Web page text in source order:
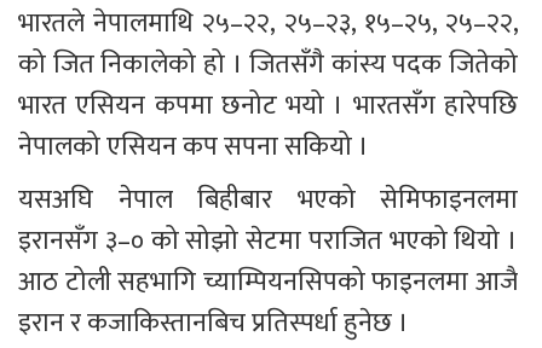
भारतले नेपालमाथि २५–२२, २५–२३, १५–२५, २५–२२,
को जित निकालेको हो । जितसँगै कांस्य पदक जितेको
भारत एसियन कपमा छनोट भयो । भारतसँग हारेपछि
नेपालको एसियन कप सपना सकियो ।
यसअघि नेपाल बिहीबार भएको सेमिफाइनलमा
इरानसँग ३–० को सोझो सेटमा पराजित भएको थियो ।
आठ टोली सहभागि च्याम्पियनसिपको फाइनलमा आजै
इरान र कजाकिस्तानबिच प्रतिस्पर्धा हुनेछ ।